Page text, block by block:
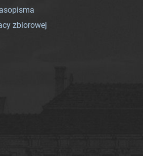
zbiorowej